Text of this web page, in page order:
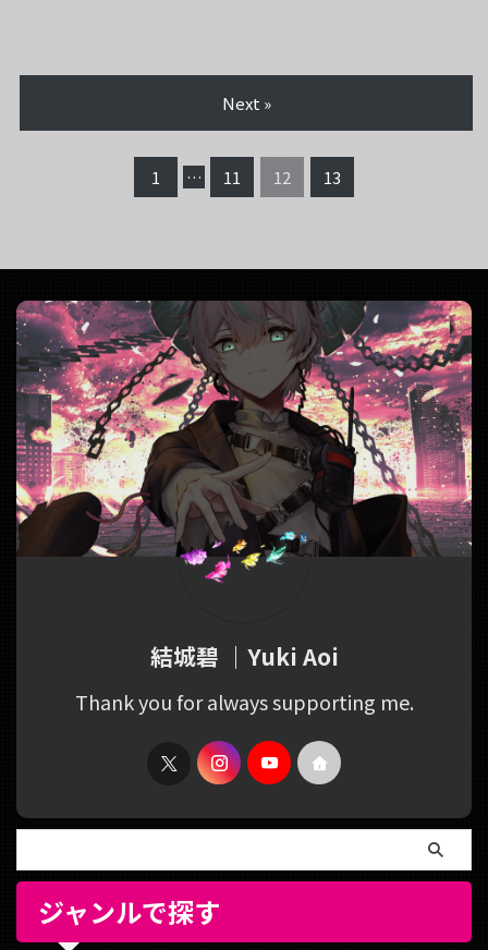
1 … 11 12 13
Next »
結城碧 ｜Yuki Aoi
Thank you for always supporting me.
ジャンルで探す